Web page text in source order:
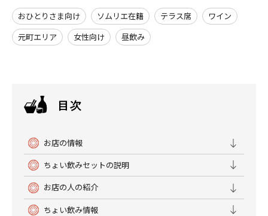
おひとりさま向け ソムリエ在籍 テラス席
ワイン
元町エリア
女性向け 昼飲み
お店の情報
ちょい飲みセットの説明
お店の人の紹介
ちょい飲み情報